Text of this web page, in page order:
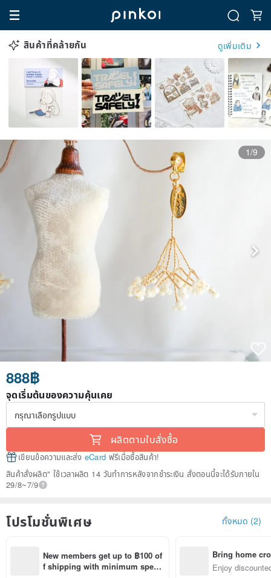
สินค้าที่คล้ายกัน ดูเพิ่มเติม
1/9
888฿
จุดเริ่มต้นของความคุ้นเคย
ผลิตตามใบสั่งซื้อ
เขียนข้อความและส่ง eCard ฟรีเมื่อซื้อสินค้า!
สินค้าสั่งผลิต" ใช้เวลาผลิต 14 วันทำการหลังจากชำระเงิน สั่งตอนนี้จะได้รับภายใน
29/8~7/9
โปรโมชั่นพิเศษ ทั้งหมด (2)
New members get up to ฿100 of
f shipping with minimum spen
Bring home
n with ease
Enjoy